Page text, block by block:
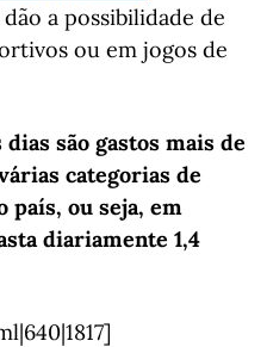
a possibilidade de
ou em jogos de
são gastos mais de
categorias de
país, ou seja, em
diariamente 1,4